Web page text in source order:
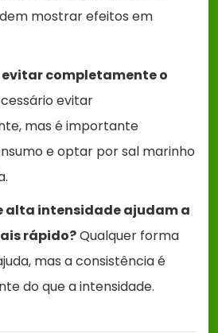
mostrar efeitos em
evitar completamente o
evitar
mas é importante
e optar por sal marinho
alta intensidade ajudam a
rápido?Qualquer forma
mas a consistência é
do que a intensidade.